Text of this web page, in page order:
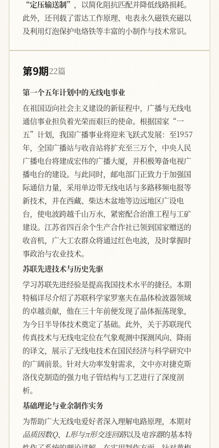
“定压输送制” ，以简化阻抗匹配并降低线路损耗。
此外，还刊载了雷达工作原理、电表永久磁铁充磁以
及利用灯泡保护电烙铁等丰富的小制作与技术常识。
第9期22篇
第一个五年计划中的无线电事业
在祖国迈向社会主义建设的新征程中，广播与无线电
通信事业担负着光荣而艰巨的使命。根据国家“一
五”计划，我国广播事业将迎来飞跃式发展：至1957
年，全国广播站与收音站将扩充至三万个，中央人民
广播电台将建成宏伟的广播大厦，并积极筹备电视广
播电台的建设。与此同时，邮电部门正致力于加强国
际通信力量，采用单边带无线电话与多路移频电报等
新技术，并在西藏、柴达木盆地等边远地区广设电
台，使电波跨越千山万水，紧密配合治淮工程与工矿
建设。江苏省四百余个生产合作社已领到国家赠送的
收音机，广大工农群众将通过红色电波，及时掌握时
事政治与农业技术。
苏联先进技术与历史先驱
学习苏联先进经验是提高我国技术水平的捷径。本期
特稿详尽介绍了苏联科学家罗塞夫在晶体检波器领域
的卓越贡献，他在三十年前便发现了晶体振荡现象，
为今日半导体技术奠定了基础。此外，关于苏联现代
传真技术与无线电定位在气象观测中探测风向、降雨
的译文，展示了无线电技术在国民经济与科学研究中
的广阔前景。针对大功率发射需求，文中亦对捷克斯
洛伐克制造的强力电子管结构与工艺进行了深度剖
析。
基础理论与业余制作实务
为帮助广大无线电爱好者深入理解电路原理，本期对
品质因数Q、 L形与π形交连回路以及电容器的基本特